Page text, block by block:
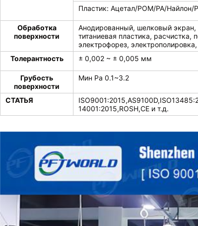
Пластик: Ацетал/POM/PA/Найлон/
Обработка
поверхности
Анодированный, шелковый
титаниевая пластика,
электрофорез,
Толерантность
± 0,002 ~ ± 0,005 мм
Грубость
поверхности
Мин Ра 0.1~3.2
СТАТЬЯ
14001:2015,ROSH,CE и т.д.